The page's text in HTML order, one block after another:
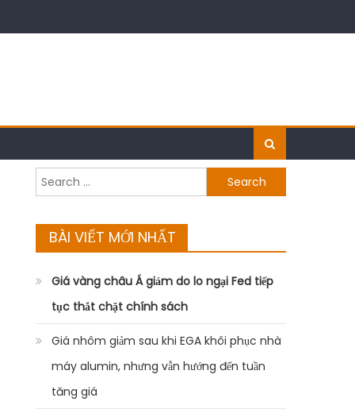
Search
for:
BÀI VIẾT MỚI NHẤT
Giá vàng châu Á giảm do lo ngại Fed tiếp
tục thắt chặt chính sách
Giá nhôm giảm sau khi EGA khôi phục nhà
máy alumin, nhưng vẫn hướng đến tuần
tăng giá